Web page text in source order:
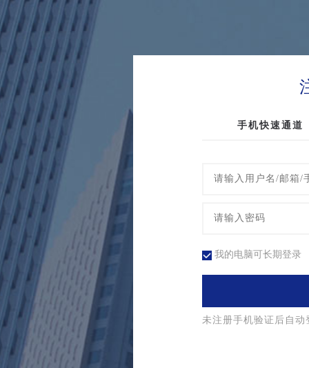
手机快速通道
我的电脑可长期登录
未注册手机验证后自